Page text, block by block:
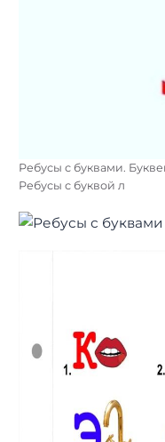
Ребусы с буквами.
Ребусы с буквой л